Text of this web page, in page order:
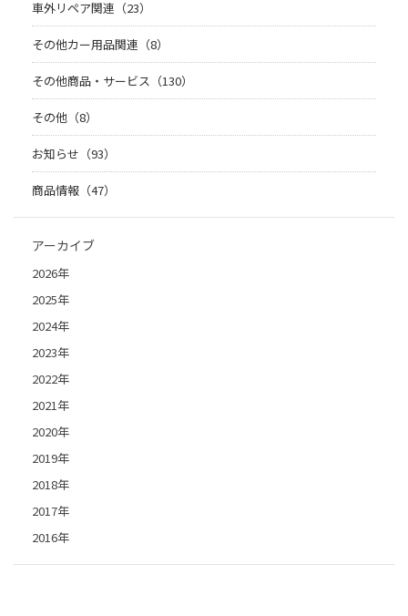
車外リペア関連（23）
その他カー用品関連（8）
その他商品・サービス（130）
その他（8）
お知らせ（93）
商品情報（47）
アーカイブ
2026年
2025年
2024年
2023年
2022年
2021年
2020年
2019年
2018年
2017年
2016年